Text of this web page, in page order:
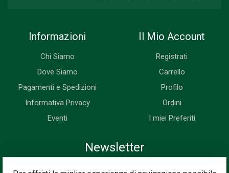
Informazioni
Chi Siamo
Dove Siamo
Pagamenti e Spedizioni
Informativa Privacy
Eventi
Il Mio Account
Registrati
Carrello
Profilo
Ordini
I miei Preferiti
Newsletter
Iscriviti subito alla nostra newsletter. Riceverai prima di tutti le